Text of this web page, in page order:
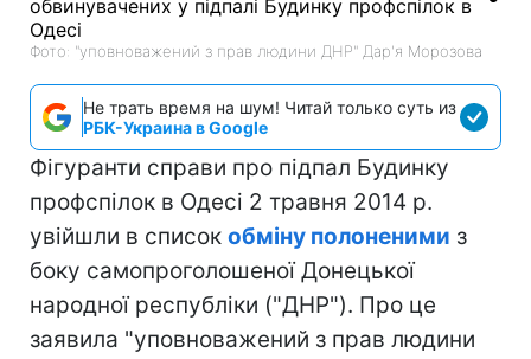
Фото: "уповноважений з прав людини ДНР" Дар'я Морозова
Не трать время на шум! Читай только суть из
РБК-Украина в Google
Фігуранти справи про підпал Будинку
профспілок в Одесі 2 травня 2014 р.
увійшли в список обміну полоненими з
боку самопроголошеної Донецької
народної республіки ("ДНР"). Про це
заявила "уповноважений з прав людини